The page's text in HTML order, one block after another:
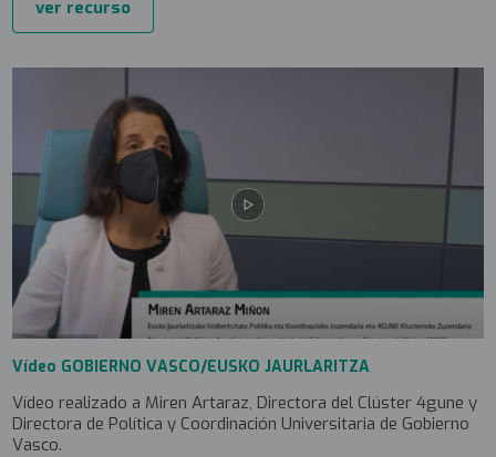
ver recurso
Vídeo GOBIERNO VASCO/EUSKO JAURLARITZA
Vídeo realizado a Miren Artaraz, Directora del Clúster 4gune y
Directora de Política y Coordinación Universitaria de Gobierno
Vasco.